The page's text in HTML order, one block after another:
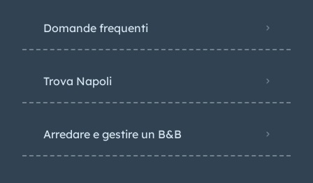
Domande frequenti
Trova Napoli
Arredare e gestire un B&B